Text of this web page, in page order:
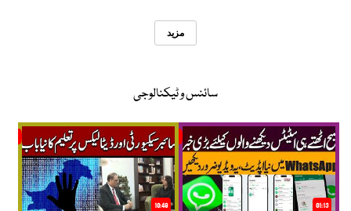
مزید
سائنس و ٹیکنالوجی
01:13
10:48